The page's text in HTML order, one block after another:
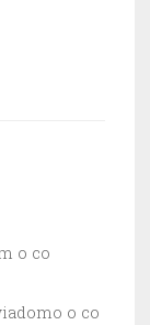
o co
o co